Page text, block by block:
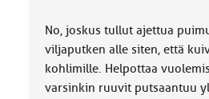
No, joskus tullut ajettua
viljaputken alle siten, että
kohlimille. Helpottaa
varsinkin ruuvit putsaantuu